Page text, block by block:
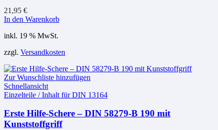
21,95 €
In den Warenkorb
inkl. 19 % MwSt.
zzgl. Versandkosten
Zur Wunschliste hinzufügen
Schnellansicht
Einzelteile / Inhalt für DIN 13164
Erste Hilfe-Schere – DIN 58279-B 190 mit
Kunststoffgriff